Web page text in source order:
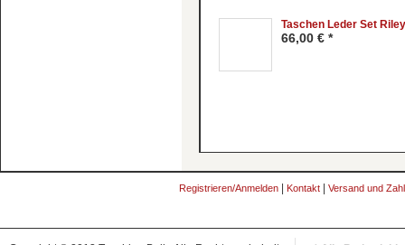
Taschen Leder Set Riley
66,00 € *
Registrieren/Anmelden Kontakt Versand und